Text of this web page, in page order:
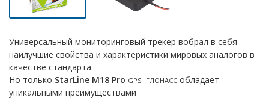
Универсальный мониторинговый трекер вобрал в себя
наилучшие свойства и характеристики мировых аналогов в
качестве стандарта.
Но только StarLine M18 Pro GPS+ГЛОНАСС обладает
уникальными преимуществами